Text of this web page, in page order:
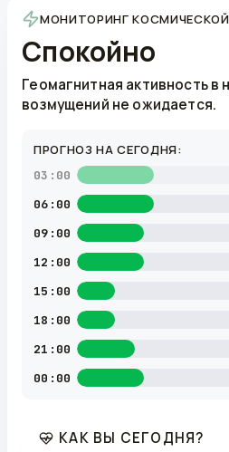
МОНИТОРИНГ
Спокойно
Геомагнитная активность в
возмущений не ожидается.
ПРОГНОЗ НА СЕГОДНЯ:
03:00
06:00
09:00
12:00
15:00
18:00
21:00
00:00
КАК ВЫ СЕГОДНЯ?